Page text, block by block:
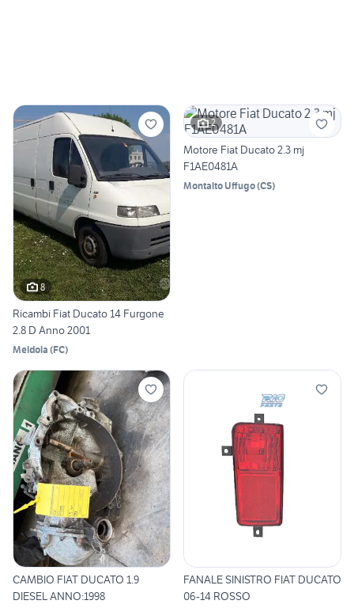
8
Ricambi Fiat Ducato 14 Furgone
2.8 D Anno 2001
Meldola (FC)
2
Motore Fiat Ducato 2.3 mj
F1AE0481A
Montalto Uffugo(CS)
CAMBIO FIAT DUCATO 1.9
DIESEL ANNO:1998
FANALE SINISTRO FIAT DUCATO
06-14 ROSSO